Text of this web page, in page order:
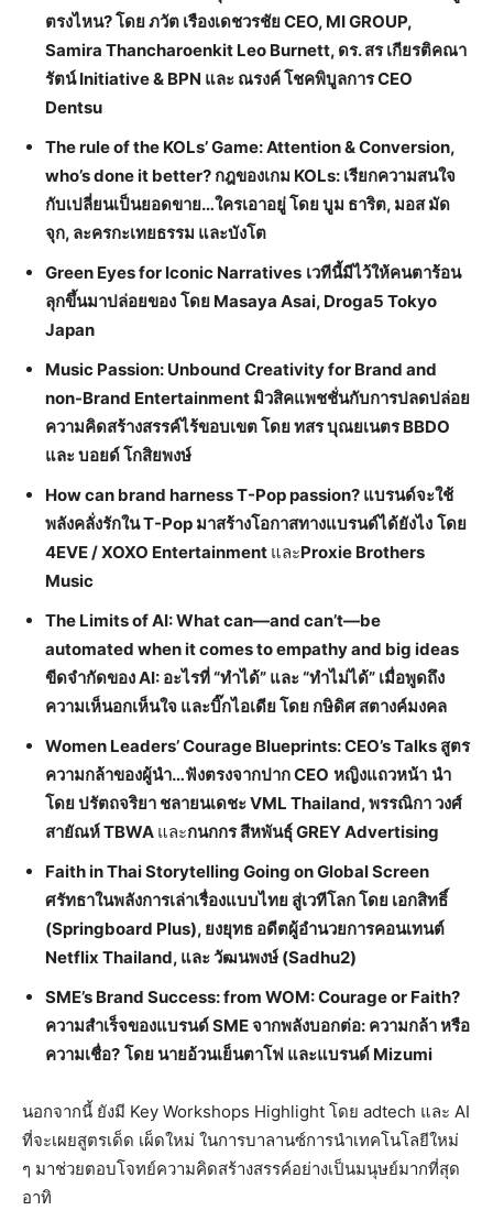
ตรงไหน? โดย ภวัต เรืองเดชวรชัย CEO, MI GROUP,
Samira Thancharoenkit Leo Burnett, ดร. สร เกียรติคณา
รัตน์ Initiative & BPN และ ณรงค์ โชคพิบูลการ CEO
Dentsu
The rule of the KOLs’ Game: Attention & Conversion,
who’s done it better? กฎของเกม KOLs: เรียกความสนใจ
กับเปลี่ยนเป็นยอดขาย…ใครเอาอยู่ โดย บูม ธาริต, มอส มัด
จุก, ละครกะเทยธรรม และบังโต
Green Eyes for Iconic Narratives เวทีนี้มีไว้ให้คนตาร้อน
ลุกขึ้นมาปล่อยของ โดย Masaya Asai, Droga5 Tokyo
Japan
Music Passion: Unbound Creativity for Brand and
non-Brand Entertainment มิวสิคแพชชั่นกับการปลดปล่อย
ความคิดสร้างสรรค์ไร้ขอบเขต โดย ทสร บุณยเนตร BBDO
และ บอยด์ โกสิยพงษ์
How can brand harness T-Pop passion? แบรนด์จะใช้
พลังคลั่งรักใน T-Pop มาสร้างโอกาสทางแบรนด์ได้ยังไง โดย
4EVE / XOXO Entertainment และProxie Brothers
Music
The Limits of AI: What can—and can’t—be
automated when it comes to empathy and big ideas
ขีดจำกัดของ AI: อะไรที่ “ทำได้” และ “ทำไม่ได้” เมื่อพูดถึง
ความเห็นอกเห็นใจ และบิ๊กไอเดีย โดย กษิดิศ สตางค์มงคล
Women Leaders’ Courage Blueprints: CEO’s Talks สูตร
ความกล้าของผู้นำ…ฟังตรงจากปาก CEO หญิงแถวหน้า นำ
โดย ปรัตถจริยา ชลายนเดชะVML Thailand, พรรณิกา วงศ์
สายัณห์ TBWA และกนกกร สีหพันธุ์GREY Advertising
Faith in Thai Storytelling Going on Global Screen
ศรัทธาในพลังการเล่าเรื่องแบบไทย สู่เวทีโลก โดย เอกสิทธิ์
(Springboard Plus), ยงยุทธ อดีตผู้อำนวยการคอนเทนต์
Netflix Thailand, และ วัฒนพงษ์ (Sadhu2)
SME’s Brand Success: from WOM: Courage or Faith?
ความสำเร็จของแบรนด์ SME จากพลังบอกต่อ: ความกล้า หรือ
ความเชื่อ? โดย นายอ้วนเย็นตาโฟ และแบรนด์ Mizumi
นอกจากนี้ ยังมี Key Workshops Highlight โดย adtech และ AI
ที่จะเผยสูตรเด็ด เผ็ดใหม่ ในการบาลานซ์การนำเทคโนโลยีใหม่
ๆ มาช่วยตอบโจทย์ความคิดสร้างสรรค์อย่างเป็นมนุษย์มากที่สุด
อาทิ